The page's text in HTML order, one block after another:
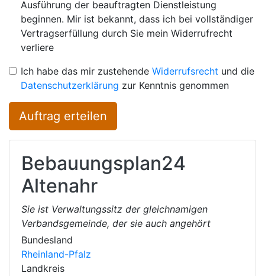
Ausführung der beauftragten Dienstleistung
beginnen. Mir ist bekannt, dass ich bei vollständiger
Vertragserfüllung durch Sie mein Widerrufrecht
verliere
Ich habe das mir zustehende Widerrufsrecht und die
Datenschutzerklärung zur Kenntnis genommen
Auftrag erteilen
Bebauungsplan24
Altenahr
Sie ist Verwaltungssitz der gleichnamigen
Verbandsgemeinde, der sie auch angehört
Bundesland
Rheinland-Pfalz
Landkreis